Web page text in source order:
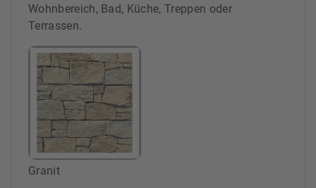
Wohnbereich, Bad, Küche, Treppen oder
Terrassen.
Granit